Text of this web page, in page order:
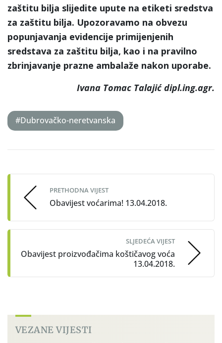
zaštitu bilja slijedite upute na etiketi sredstva
za zaštitu bilja. Upozoravamo na obvezu
popunjavanja evidencije primijenjenih
sredstava za zaštitu bilja, kao i na pravilno
zbrinjavanje prazne ambalaže nakon uporabe.
Ivana Tomac Talajić dipl.ing.agr.
#Dubrovačko-neretvanska
navigation
PRETHODNA VIJEST
Obavijest voćarima! 13.04.2018.
SLJEDEĆA VIJEST
Obavijest proizvođačima koštičavog voća
13.04.2018.
VEZANE VIJESTI